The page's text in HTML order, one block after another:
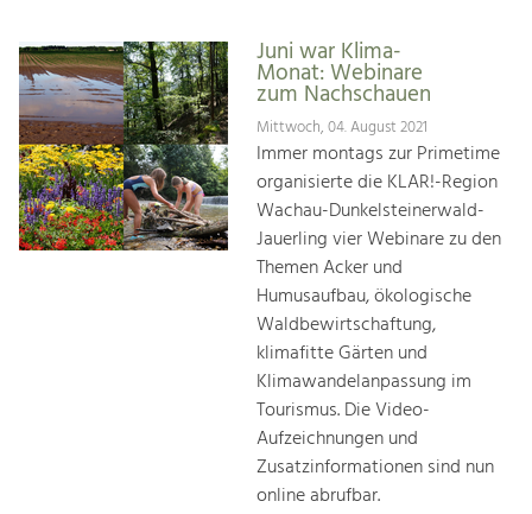
Juni war Klima-
Monat: Webinare
zum Nachschauen
Mittwoch, 04. August 2021
Immer montags zur Primetime
organisierte die KLAR!-Region
Wachau-Dunkelsteinerwald-
Jauerling vier Webinare zu den
Themen Acker und
Humusaufbau, ökologische
Waldbewirtschaftung,
klimafitte Gärten und
Klimawandelanpassung im
Tourismus. Die Video-
Aufzeichnungen und
Zusatzinformationen sind nun
online abrufbar.